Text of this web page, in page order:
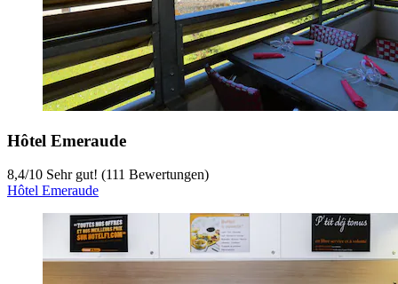
Hôtel Emeraude
8,4/10 Sehr gut! (111 Bewertungen)
Hôtel Emeraude